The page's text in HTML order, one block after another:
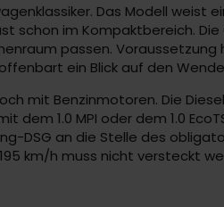
Das Modell
schon im Kompaktbereich.
passen.
ein Blick auf den
mit Benzinmotoren. Die
dem 1.0 MPI oder dem 1.0
DSG an die Stelle des
km/h muss nicht versteckt